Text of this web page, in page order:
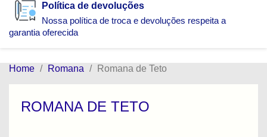
Política de devoluções
Nossa política de troca e devoluções respeita a
garantia oferecida
Home Romana Romana de Teto
ROMANA DE TETO